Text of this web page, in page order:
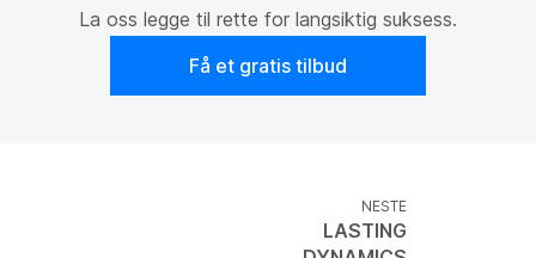
La oss legge til rette for langsiktig suksess.
Få et gratis tilbud
NESTE
LASTING